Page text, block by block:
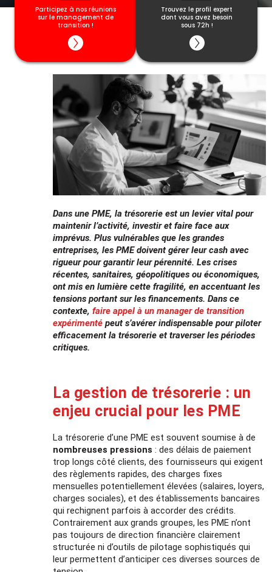
Participez à nos réunions
sur le management de
transition !
Trouvez le profil expert
dont vous avez besoin
sous 72h !
Dans une PME, la trésorerie est un levier vital pour
maintenir l’activité, investir et faire face aux
imprévus. Plus vulnérables que les grandes
entreprises, les PME doivent gérer leur cash avec
rigueur pour garantir leur pérennité. Les crises
récentes, sanitaires, géopolitiques ou économiques,
ont mis en lumière cette fragilité, en accentuant les
tensions portant sur les financements. Dans ce
contexte,faire appel à un manager de transition
expérimenté peut s’avérer indispensable pour piloter
efficacement la trésorerie et traverser les périodes
critiques.
La gestion de trésorerie : un
enjeu crucial pour les PME
La trésorerie d’une PME est souvent soumise à de
nombreuses pressions : des délais de paiement
trop longs côté clients, des fournisseurs qui exigent
des règlements rapides, des charges fixes
mensuelles potentiellement élevées (salaires, loyers,
charges sociales), et des établissements bancaires
qui rechignent parfois à accorder des crédits.
Contrairement aux grands groupes, les PME n’ont
pas toujours de direction financière clairement
structurée ni d’outils de pilotage sophistiqués qui
leur permettent d’anticiper ces diverses sources de
Cette date ne vous convient pas ? Découvrez
toutes les dates disponiblesici